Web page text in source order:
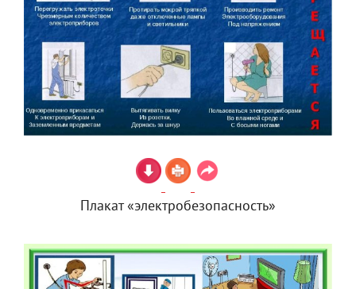
Плакат «электробезопасность»